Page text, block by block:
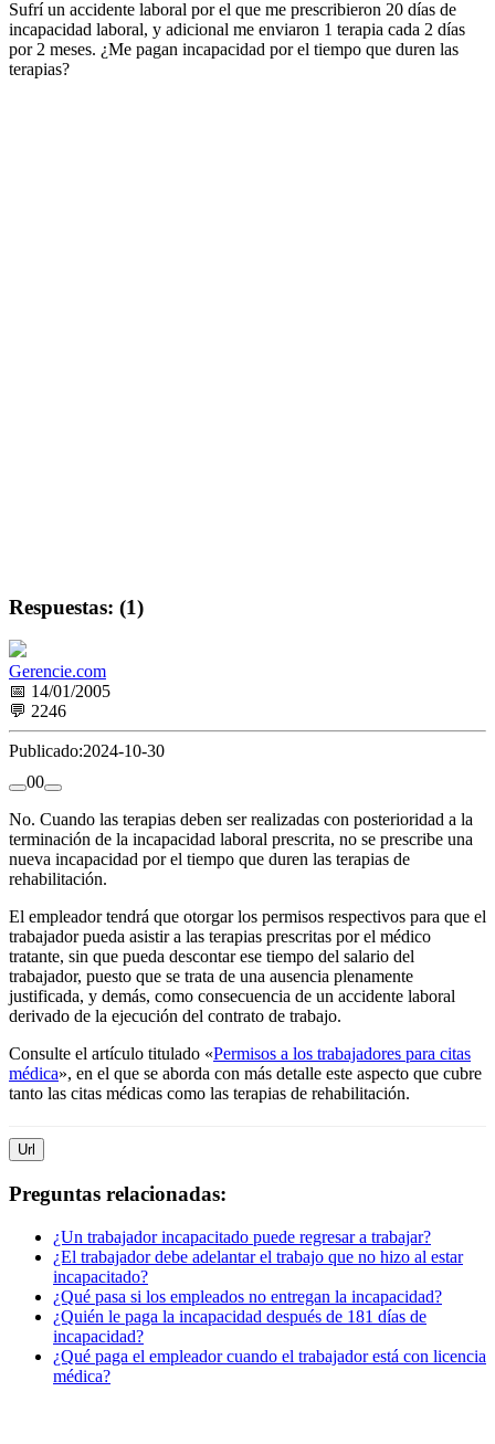
Sufrí un accidente laboral por el que me prescribieron 20 días de
incapacidad laboral, y adicional me enviaron 1 terapia cada 2 días
por 2 meses. ¿Me pagan incapacidad por el tiempo que duren las
terapias?
Respuestas: (1)
Gerencie.com
📅 14/01/2005
💬 2246
Publicado:2024-10-30
00
No. Cuando las terapias deben ser realizadas con posterioridad a la
terminación de la incapacidad laboral prescrita, no se prescribe una
nueva incapacidad por el tiempo que duren las terapias de
rehabilitación.
El empleador tendrá que otorgar los permisos respectivos para que el
trabajador pueda asistir a las terapias prescritas por el médico
tratante, sin que pueda descontar ese tiempo del salario del
trabajador, puesto que se trata de una ausencia plenamente
justificada, y demás, como consecuencia de un accidente laboral
derivado de la ejecución del contrato de trabajo.
Consulte el artículo titulado «Permisos a los trabajadores para citas
médica», en el que se aborda con más detalle este aspecto que cubre
tanto las citas médicas como las terapias de rehabilitación.
Url
Preguntas relacionadas:
¿Un trabajador incapacitado puede regresar a trabajar?
¿El trabajador debe adelantar el trabajo que no hizo al estar
incapacitado?
¿Qué pasa si los empleados no entregan la incapacidad?
¿Quién le paga la incapacidad después de 181 días de
incapacidad?
¿Qué paga el empleador cuando el trabajador está con licencia
médica?